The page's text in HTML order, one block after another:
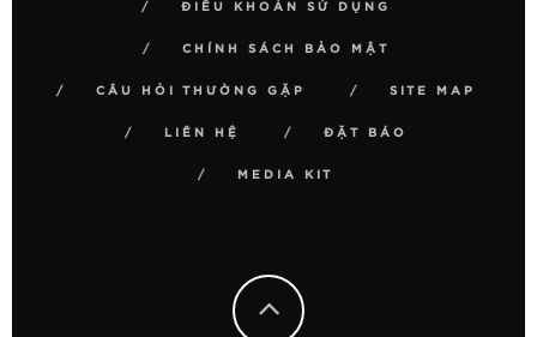
ĐIỀU KHOẢN SỬ DỤNG
CHÍNH SÁCH BẢO MẬT
CÂU HỎI THƯỜNG GẶP SITE MAP
LIÊN HỆ ĐẶT BÁO
MEDIA KIT